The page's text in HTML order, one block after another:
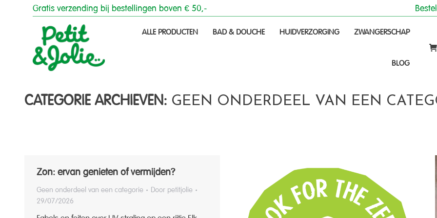
Gratis verzending bij bestellingen boven € 50,-
ALLE PRODUCTEN BAD & DOUCHE HUIDVERZORGING ZWANGERSCHAP
BLOG
CATEGORIE ARCHIEVEN: GEEN ONDERDEEL VAN EEN
Zon: ervan genieten of vermijden?
Geen onderdeel van een categorie Door petitjolie
29/07/2026
Gratis verzending bij bestellingen boven € 50,-
ALLE PRODUCTEN BAD & DOUCHE HUIDVERZORGING ZWANGERSCHAP BLOG